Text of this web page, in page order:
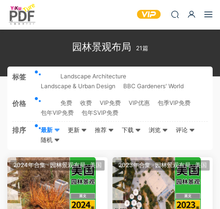
园林景观布局 21篇
标签
Landscape Architecture
Landscape & Urban Design
BBC Gardeners' World
价格 免费 收费 VIP免费 VIP优惠
包季VIP免费
包年VIP免费
包年SVIP免费
排序 最新 更新 推荐 下载 浏览
评论
随机
2024年合集·园林景观布局·美国 2023年合集·园林景观布局·美国